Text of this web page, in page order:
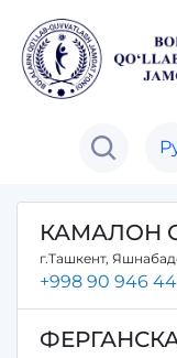
КАМАЛОН
г.Ташкент,
+998 90 946